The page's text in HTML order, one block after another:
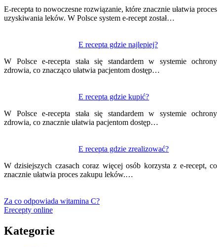
E-recepta to nowoczesne rozwiązanie, które znacznie ułatwia proces
uzyskiwania leków. W Polsce system e-recept został…
E recepta gdzie najlepiej?
W Polsce e-recepta stała się standardem w systemie ochrony
zdrowia, co znacząco ułatwia pacjentom dostęp…
E recepta gdzie kupić?
W Polsce e-recepta stała się standardem w systemie ochrony
zdrowia, co znacznie ułatwia pacjentom dostęp…
E recepta gdzie zrealizować?
W dzisiejszych czasach coraz więcej osób korzysta z e-recept, co
znacznie ułatwia proces zakupu leków.…
Za co odpowiada witamina C?
Erecepty online
Kategorie